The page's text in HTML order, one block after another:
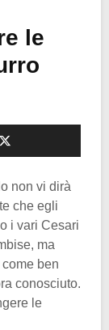
le
non vi dirà
che egli
i vari Cesari
ma
ben
conosciuto.
le